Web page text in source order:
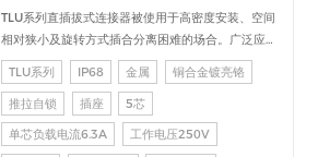
TLU系列直插拔式连接器被使用于高密度安装、空间
相对狭小及旋转方式插合分离困难的场合。广泛应用
于电台设备、加固计算机、医疗设备、测试检测设
备、音频视频设备、数据采集、工业控制等场合的交
直流、高速、射频、光纤等的信号连接传输。
TLU系列 IP68 金属 铜合金镀亮铬
推拉自锁 插座 5芯
单芯负载电流6.3A 工作电压250V